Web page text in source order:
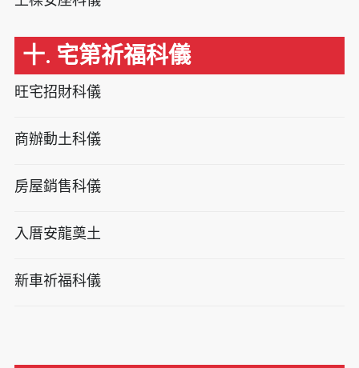
十. 宅第祈福科儀
旺宅招財科儀
商辦動土科儀
房屋銷售科儀
入厝安龍奠土
新車祈福科儀